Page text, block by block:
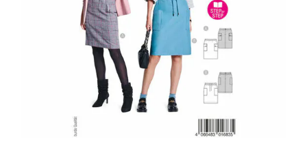
Breien & Haken
Workshops